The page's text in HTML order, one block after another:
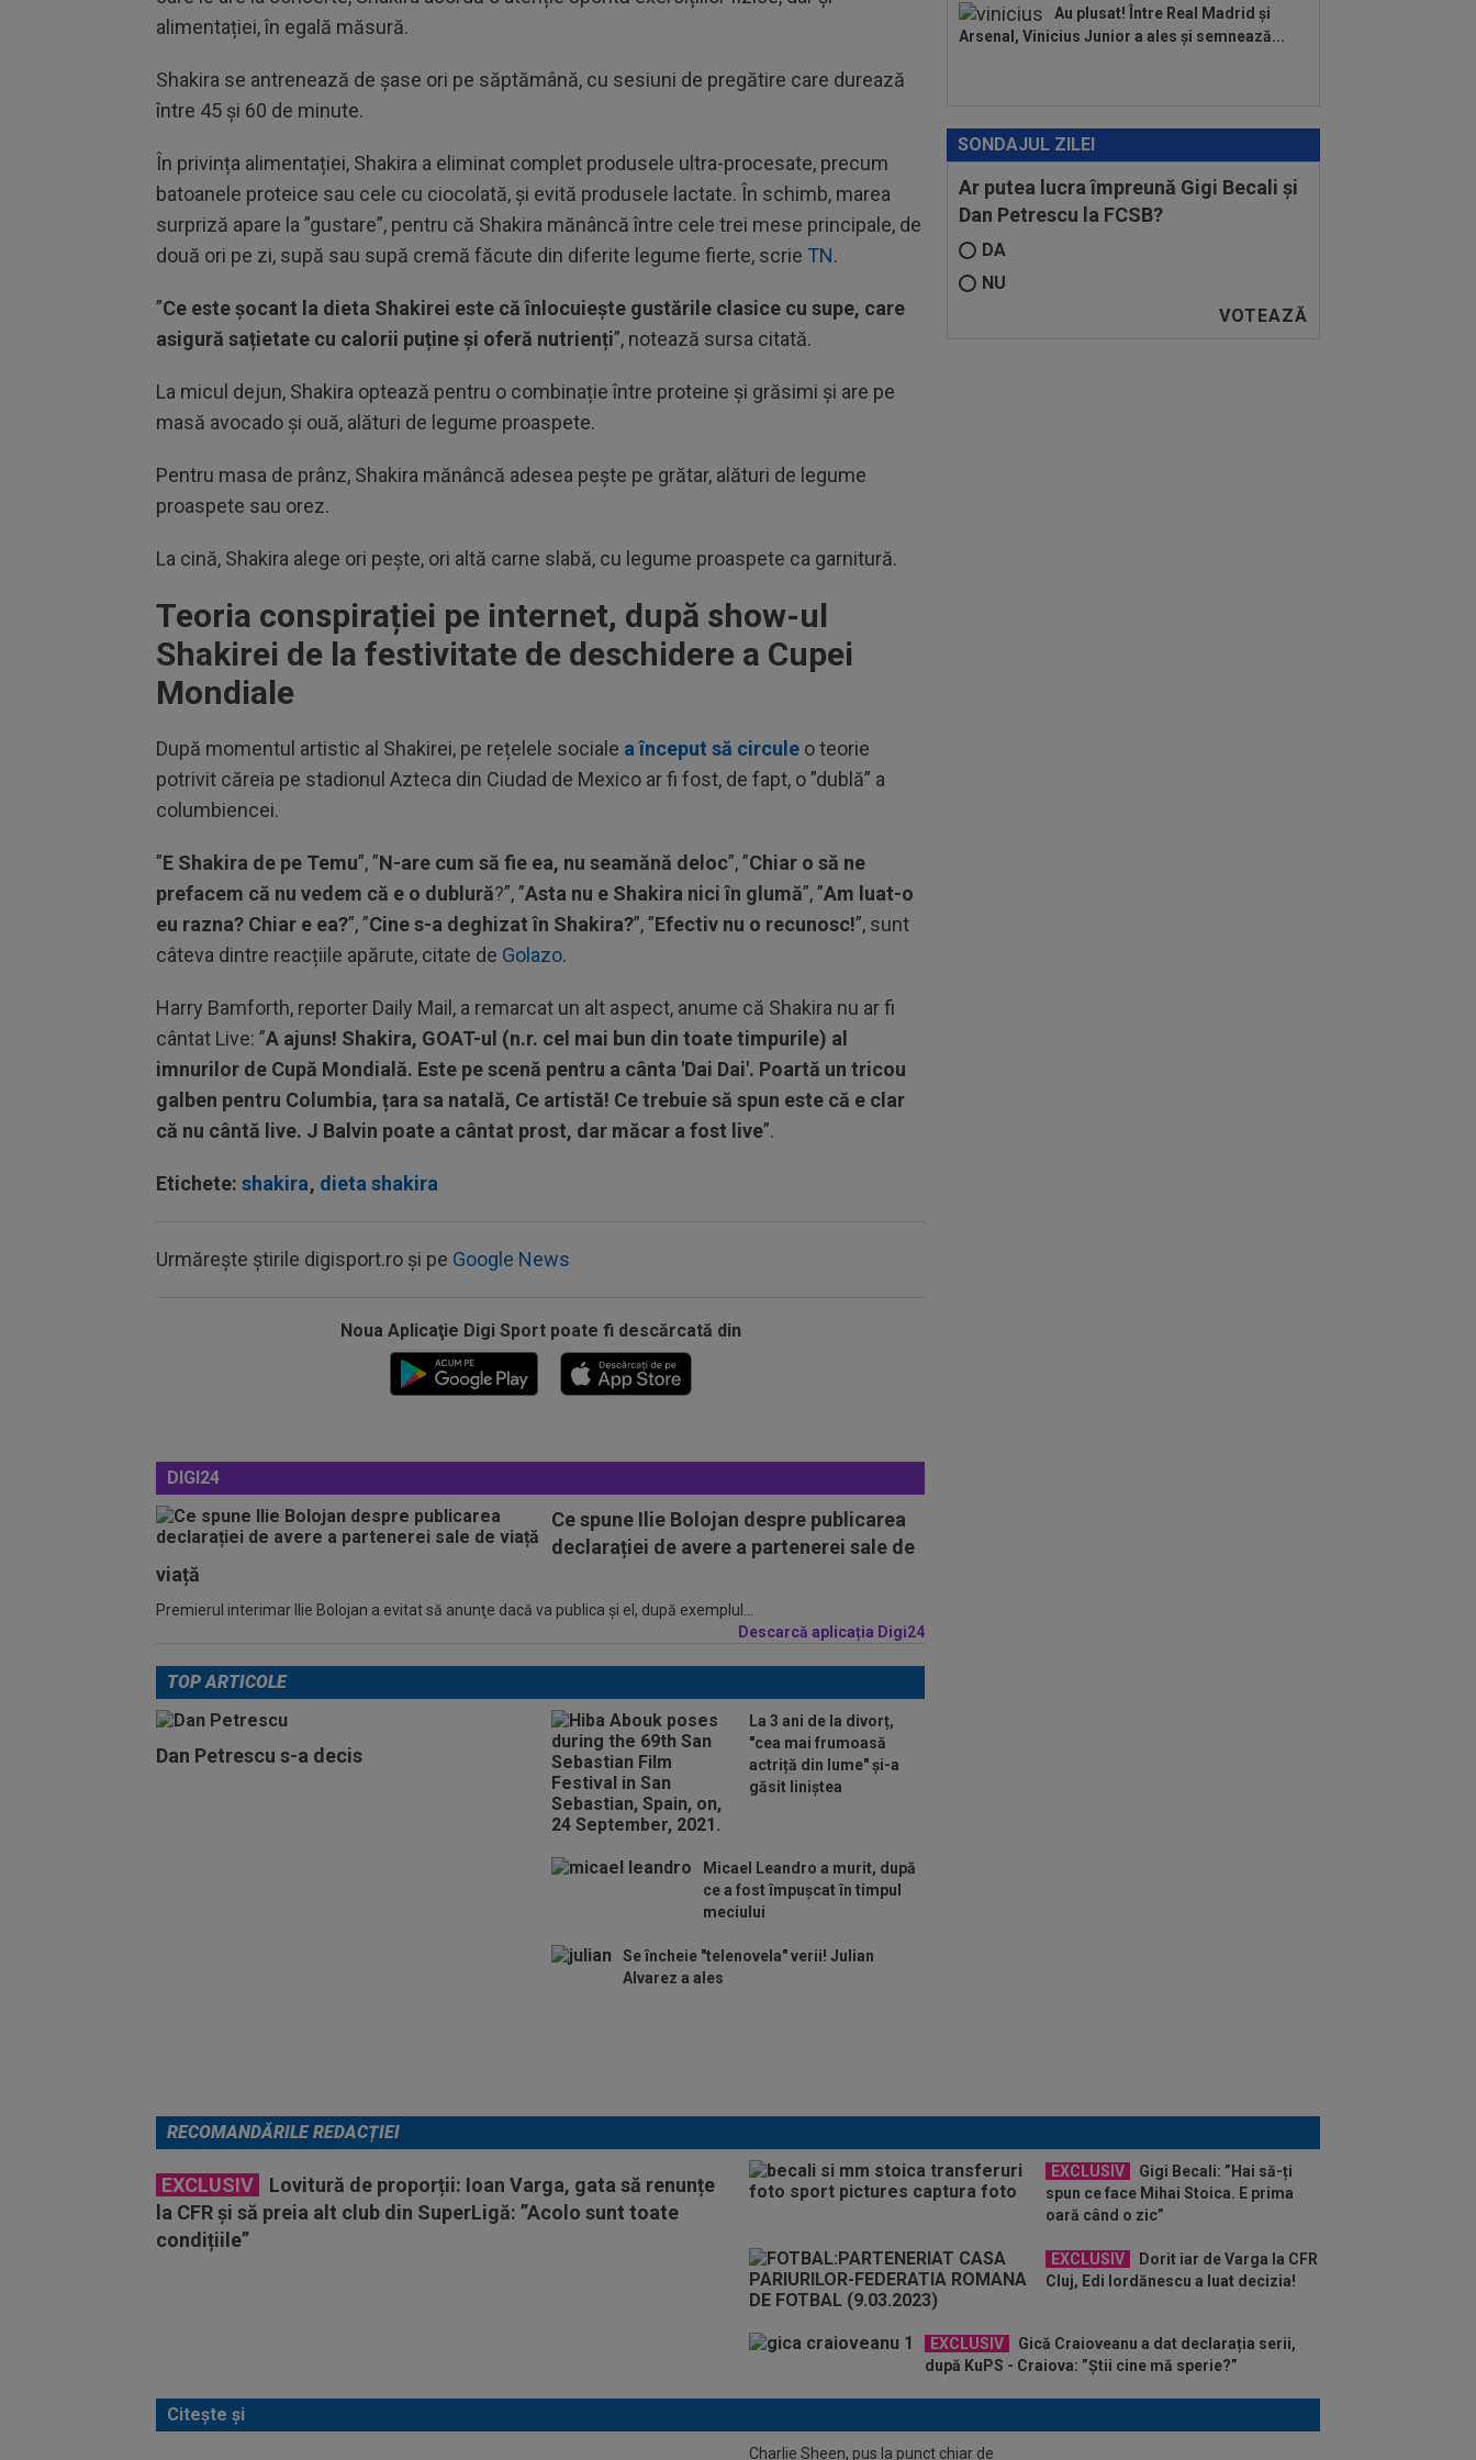
alimentației, în egală măsură.
Shakira se antrenează de șase ori pe săptămână, cu sesiuni de pregătire care durează
între 45 și 60 de minute.
În privința alimentației, Shakira a eliminat complet produsele ultra-procesate, precum
batoanele proteice sau cele cu ciocolată, și evită produsele lactate. În schimb, marea
surpriză apare la ”gustare”, pentru că Shakira mănâncă între cele trei mese principale, de
două ori pe zi, supă sau supă cremă făcute din diferite legume fierte, scrie TN.
”Ce este șocant la dieta Shakirei este că înlocuiește gustările clasice cu supe, care
asigură sațietate cu calorii puține și oferă nutrienți”, notează sursa citată.
La micul dejun, Shakira optează pentru o combinație între proteine și grăsimi și are pe
masă avocado și ouă, alături de legume proaspete.
Pentru masa de prânz, Shakira mănâncă adesea pește pe grătar, alături de legume
proaspete sau orez.
La cină, Shakira alege ori pește, ori altă carne slabă, cu legume proaspete ca garnitură.
Teoria conspirației pe internet, după show-ul
Shakirei de la festivitate de deschidere a Cupei
Mondiale
După momentul artistic al Shakirei, pe rețelele sociale a început să circule o teorie
potrivit căreia pe stadionul Azteca din Ciudad de Mexico ar fi fost, de fapt, o ”dublă” a
columbiencei.
”E Shakira de pe Temu”, ”N-are cum să fie ea, nu seamănă deloc”, ”Chiar o să ne
prefacem că nu vedem că e o dublură?”, ”Asta nu e Shakira nici în glumă”, ”Am luat-o
eu razna? Chiar e ea?”, ”Cine s-a deghizat în Shakira?”, ”Efectiv nu o recunosc!”, sunt
câteva dintre reacțiile apărute, citate de Golazo.
Harry Bamforth, reporter Daily Mail, a remarcat un alt aspect, anume că Shakira nu ar fi
cântat Live: ”A ajuns! Shakira, GOAT-ul (n.r. cel mai bun din toate timpurile) al
imnurilor de Cupă Mondială. Este pe scenă pentru a cânta 'Dai Dai'. Poartă un tricou
galben pentru Columbia, țara sa natală, Ce artistă! Ce trebuie să spun este că e clar
că nu cântă live. J Balvin poate a cântat prost, dar măcar a fost live”.
Etichete: shakira, dieta shakira
Urmărește știrile digisport.ro și pe Google News
Noua Aplicaţie Digi Sport poate fi descărcată din
DIGI24
Ce spune Ilie Bolojan despre publicarea
declarației de avere a partenerei sale de
viață
Premierul interimar Ilie Bolojan a evitat să anunţe dacă va publica şi el, după exemplul...
Descarcă aplicația Digi24
Au plusat! Între Real Madrid și
Arsenal, Vinicius Junior a ales și semnează...
SONDAJUL ZILEI
Ar putea lucra împreună Gigi Becali și
Dan Petrescu la FCSB?
DA
NU
TOP ARTICOLE
Dan Petrescu s-a decis
La 3 ani de la divorț,
"cea mai frumoasă
actriță din lume" și-a
găsit liniștea
Micael Leandro a murit, după
ce a fost împușcat în timpul
meciului
Se încheie "telenovela" verii! Julian
Alvarez a ales
RECOMANDĂRILE REDACȚIEI
EXCLUSIV
Lovitură de proporții: Ioan Varga, gata să renunțe
la CFR și să preia alt club din SuperLigă: ”Acolo sunt toate
condițiile”
EXCLUSIV
Gigi Becali: ”Hai să-ți
spun ce face Mihai Stoica. E prima
oară când o zic”
EXCLUSIV
Dorit iar de Varga la CFR
Cluj, Edi Iordănescu a luat decizia!
EXCLUSIV
Gică Craioveanu a dat declarația serii,
după KuPS - Craiova: ”Știi cine mă sperie?”
Citește și
Charlie Sheen, pus la punct chiar de